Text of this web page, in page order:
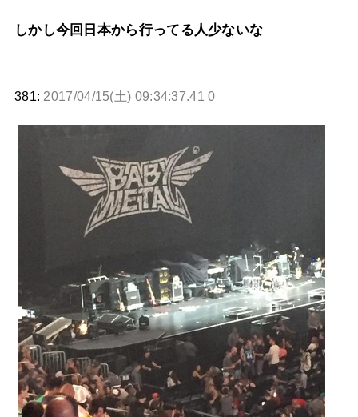
しかし今回日本から行ってる人少ないな
381: 2017/04/15(土) 09:34:37.41 0